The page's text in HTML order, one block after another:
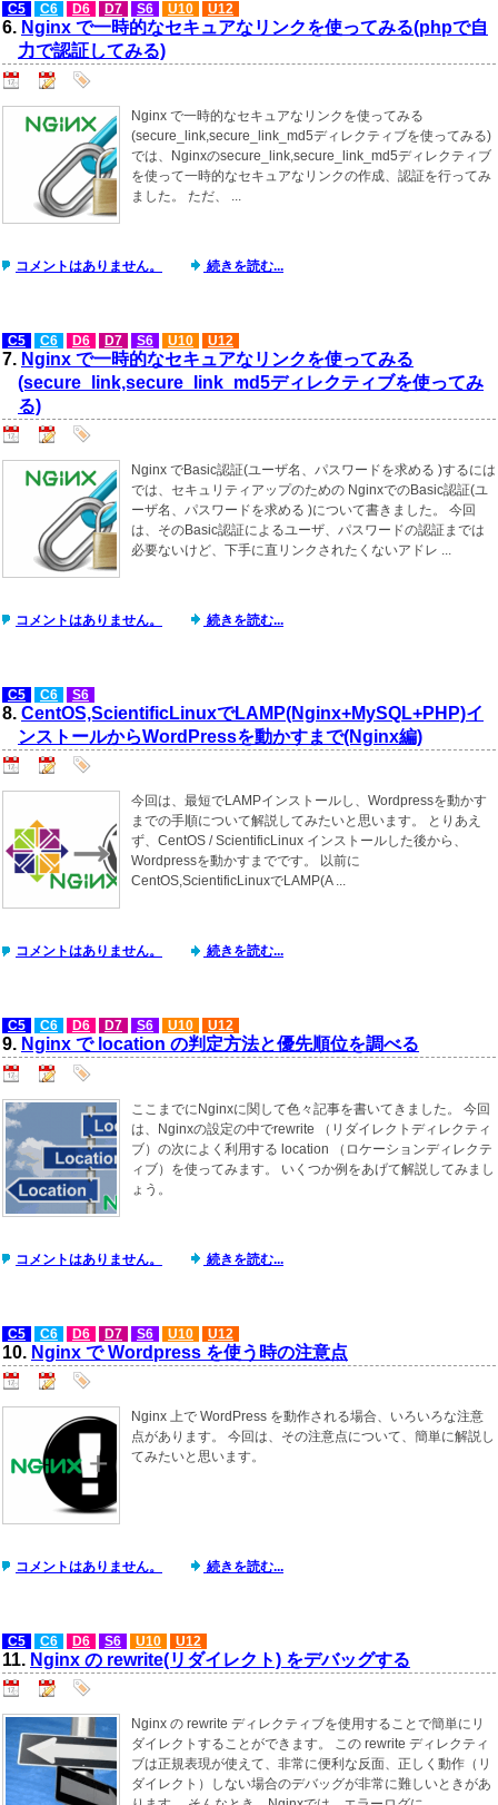
C5 C6 D6 D7 S6 U10 U12
6. Nginx で一時的なセキュアなリンクを使ってみる(phpで自
力で認証してみる)
Nginx で一時的なセキュアなリンクを使ってみる
(secure_link,secure_link_md5ディレクティブを使ってみる)
では、Nginxのsecure_link,secure_link_md5ディレクティブ
を使って一時的なセキュアなリンクの作成、認証を行ってみ
ました。 ただ、 ...
コメントはありません。 続きを読む...
C5 C6 D6 D7 S6 U10 U12
7. Nginx で一時的なセキュアなリンクを使ってみる
(secure_link,secure_link_md5ディレクティブを使ってみ
る)
Nginx でBasic認証(ユーザ名、パスワードを求める )するには
では、セキュリティアップのための NginxでのBasic認証(ユ
ーザ名、パスワードを求める )について書きました。 今回
は、そのBasic認証によるユーザ、パスワードの認証までは
必要ないけど、下手に直リンクされたくないアドレ ...
コメントはありません。 続きを読む...
C5 C6 S6
8. CentOS,ScientificLinuxでLAMP(Nginx+MySQL+PHP)イ
ンストールからWordPressを動かすまで(Nginx編)
今回は、最短でLAMPインストールし、Wordpressを動かす
までの手順について解説してみたいと思います。 とりあえ
ず、CentOS / ScientificLinux インストールした後から、
Wordpressを動かすまでです。 以前に
CentOS,ScientificLinuxでLAMP(A ...
コメントはありません。 続きを読む...
C5 C6 D6 D7 S6 U10 U12
9. Nginx で location の判定方法と優先順位を調べる
ここまでにNginxに関して色々記事を書いてきました。 今回
は、Nginxの設定の中でrewrite （リダイレクトディレクティ
ブ）の次によく利用する location （ロケーションディレクテ
ィブ）を使ってみます。 いくつか例をあげて解説してみまし
ょう。
コメントはありません。 続きを読む...
C5 C6 D6 D7 S6 U10 U12
10. Nginx で Wordpress を使う時の注意点
Nginx 上で WordPress を動作される場合、いろいろな注意
点があります。 今回は、その注意点について、簡単に解説し
てみたいと思います。
コメントはありません。 続きを読む...
C5 C6 D6 S6 U10 U12
11. Nginx の rewrite(リダイレクト) をデバッグする
Nginx の rewrite ディレクティブを使用することで簡単にリ
ダイレクトすることができます。 この rewrite ディレクティ
ブは正規表現が使えて、非常に便利な反面、正しく動作（リ
ダイレクト）しない場合のデバッグが非常に難しいときがあ